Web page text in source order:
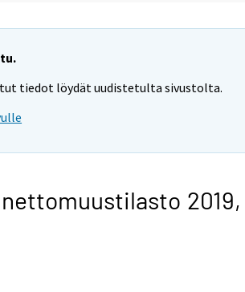
tiedot löydät uudistetulta sivustolta.
2019,